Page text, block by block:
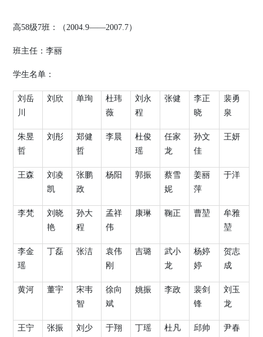
高58级7班：（2004.9——2007.7）
班主任：李丽
学生名单：
刘岳
川
刘欣 单珣
杜玮
薇
刘永
程
张健
李正
晓
裴勇
泉
朱昱
哲
刘彤
郑健
哲
李晨
杜俊
瑶
任家
龙
孙文
佳
王妍
王森
刘凌
凯
张鹏
政
杨阳 郭振
蔡雪
妮
姜丽
萍
于洋
李梵
刘晓
艳
孙大
程
孟祥
伟
康琳 鞠正 曹堃
牟雅
堃
李金
瑶
丁磊 张洁
袁伟
刚
吉璐
武小
龙
杨婷
婷
贺志
成
黄河 董宇
宋韦
智
徐向
斌
姚振 李政
裴剑
锋
刘玉
龙
王宁
张振
刘少
于翔 丁瑶 杜凡 邱帅
尹春